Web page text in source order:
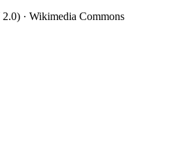
· Wikimedia Commons